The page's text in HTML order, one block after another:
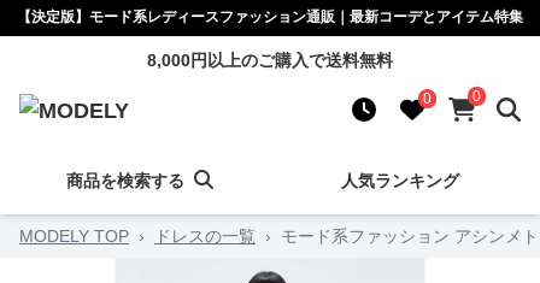
【決定版】モード系レディースファッション通販｜最新コーデとアイテム特集
8,000円以上のご購入で送料無料
0 0
商品を検索する 人気ランキング
MODELY TOP › ドレスの一覧 › モード系ファッション アシンメ